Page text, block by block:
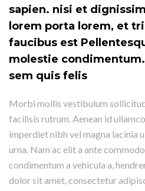
sapien. nisi et
lorem porta lorem, et
faucibus est
molestie
sem quis felis
Morbi mollis vestibulum
facilisis rutrum. Aenean id
imperdiet nibh vel magna lacinia
urna. Nam ac elit a ante
condimentum a vehicula a,
dolor sit amet, consectetur